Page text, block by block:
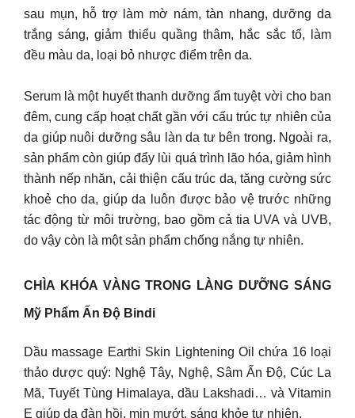
sau mụn, hỗ trợ làm mờ nám, tàn nhang, dưỡng da
trắng sáng, giảm thiểu quầng thâm, hắc sắc tố, làm
đều màu da, loại bỏ nhược điểm trên da.
Serum là một huyết thanh dưỡng ẩm tuyệt vời cho ban
đêm, cung cấp hoạt chất gần với cấu trúc tự nhiên của
da giúp nuôi dưỡng sâu làn da tư bên trong. Ngoài ra,
sản phẩm còn giúp đẩy lùi quá trình lão hóa, giảm hình
thành nếp nhăn, cải thiện cấu trúc da, tăng cường sức
khoẻ cho da, giúp da luôn được bảo vệ trước những
tác động từ môi trường, bao gồm cả tia UVA và UVB,
do vậy còn là một sản phẩm chống nắng tự nhiên.
CHÌA KHÓA VÀNG TRONG LÀNG DƯỠNG SÁNG
Mỹ Phẩm Ấn Độ Bindi
Dầu massage Earthi Skin Lightening Oil chứa 16 loại
thảo dược quý: Nghệ Tây, Nghệ, Sâm Ấn Độ, Cúc La
Mã, Tuyết Tùng Himalaya, dầu Lakshadi… và Vitamin
E giúp da đàn hồi, mịn mướt, sáng khỏe tự nhiên.